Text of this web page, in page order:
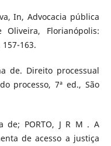
In, Advocacia pública
Florianópolis:
163.
de. Direito processual
processo, 7ª ed., São
de; PORTO, J R M . A
de acesso a justiça